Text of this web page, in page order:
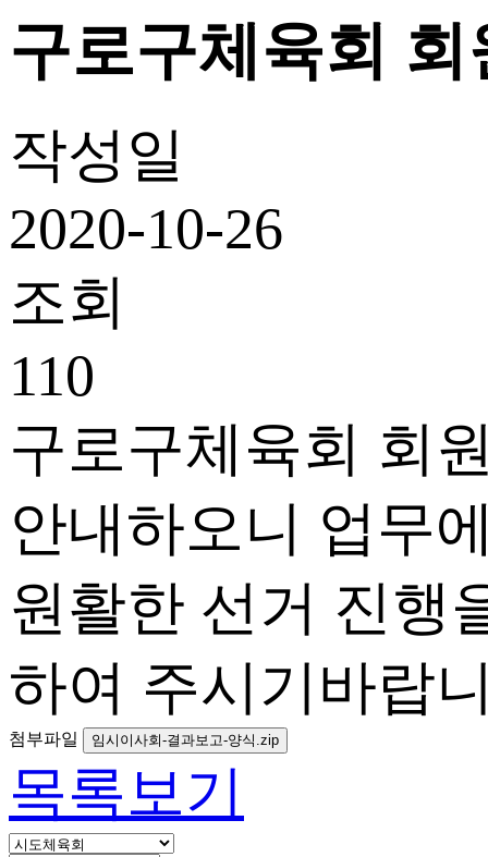
구로구체육회
작성일
2020-10-26
조회
110
구로구체육회 회
안내하오니 업무
원활한 선거 진행
하여 주시기바랍
첨부파일 임시이사회-결과보고-양식.zip
목록보기